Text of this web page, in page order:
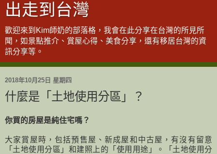
出走到台灣
歡迎來到Kim師奶的部落格，我會在此分享在台灣的所見所
聞，如景點推介、賞屋心得、美食分享，還有移居台灣的資
訊分享等。
2018年10月25日 星期四
什麼是「土地使用分區」？
你買的房屋是純住宅嗎？
大家賞屋時，包括預售屋、新成屋和中古屋，有沒有留意
「土地使用分區」和建照上的「使用用途」。「土地使用分